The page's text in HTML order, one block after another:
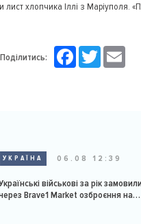
хлопчика Іллі з Маріуполя.
Поділитись: FacebookTwitter
УКРАЇНА 06.08 12:39
військові за рік
Brave1 Market озброєння на